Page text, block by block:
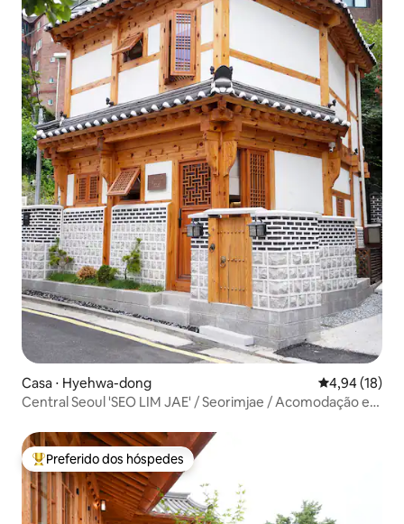
Casa ⋅ Hyehwa-dong 4,94 de uma
4,94 (18)
Central Seoul 'SEO LIM JAE' / Seorimjae / Acomodação em
Entre os melhores preferidos dos hóspedes
Preferido dos hóspedes